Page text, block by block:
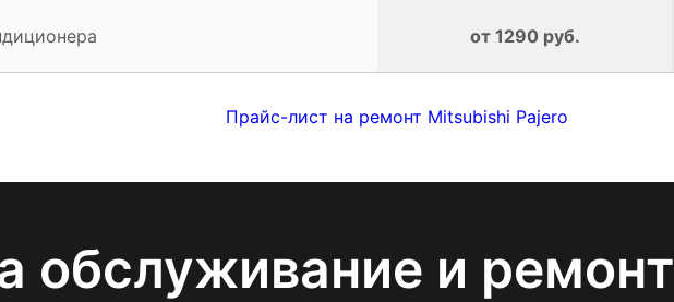
от 1290 руб.
Прайс-лист на ремонт Mitsubishi Pajero
обслуживание и ремонт